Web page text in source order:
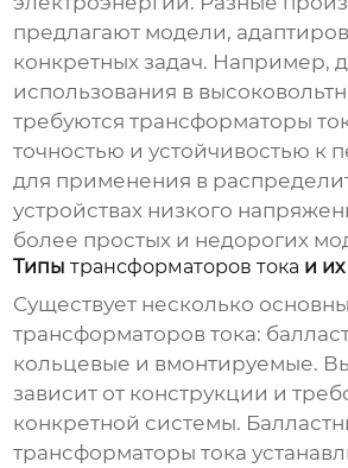
предлагают модели,
конкретных задач. Например,
использования в
требуютсятрансформаторы
точностью и устойчивостью к
для применения в
устройствах низкого
более простых и недорогих
Типытрансформаторов тока и
Существует несколько
трансформаторов тока:
кольцевые и вмонтируемые.
зависит от конструкции и
конкретной системы.
трансформаторы тока